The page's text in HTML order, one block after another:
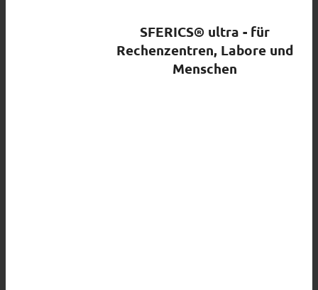
SFERICS® ultra - für
Rechenzentren, Labore und
Menschen